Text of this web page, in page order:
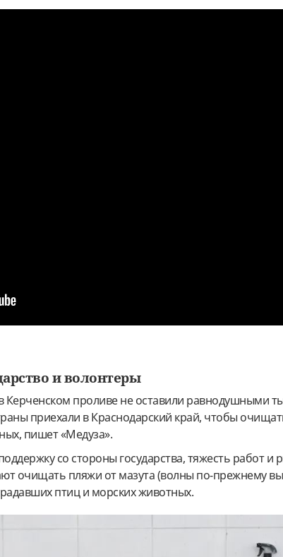
и волонтеры
Керченском проливе не оставили равнодушными
приехали в Краснодарский край, чтобы
пишет «Медуза».
со стороны государства, тяжесть работ и
очищать пляжи от мазута (волны по-прежнему
птиц и морских животных.